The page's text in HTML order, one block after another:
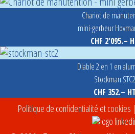
Chariot de
mini-gerbeur
CHF 2'095.–
Diable 2 en 1 en
Stockman STC2
CHF 352.– HT
Politique de confidentialité et cookies